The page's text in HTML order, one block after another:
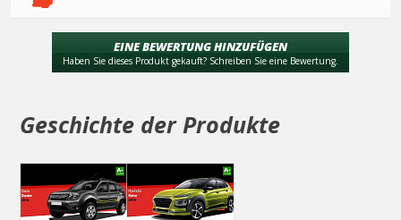
EINE BEWERTUNG HINZUFÜGEN
Haben Sie dieses Produkt gekauft? Schreiben Sie eine Bewertung.
Geschichte der Produkte